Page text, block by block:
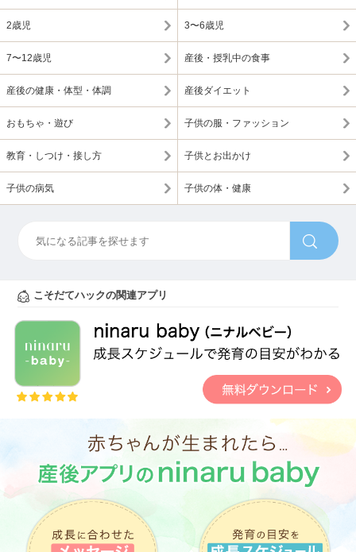
2歳児 3〜6歳児
7〜12歳児 産後・授乳中の食事
産後の健康・体型・体調 産後ダイエット
おもちゃ・遊び 子供の服・ファッション
教育・しつけ・接し方 子供とお出かけ
子供の病気 子供の体・健康
こそだてハックの関連アプリ